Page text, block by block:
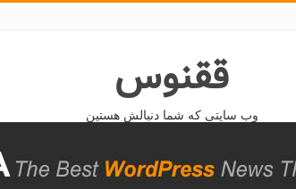
ققنوس
وب سایتی که شما دنبالش هستین